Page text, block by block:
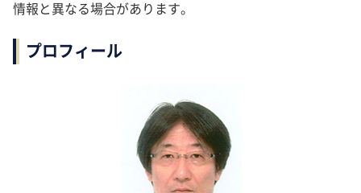
情報と異なる場合があります。
プロフィール